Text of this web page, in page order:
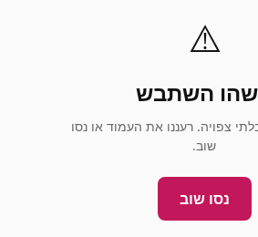
⚠️
השתבש
צפויה. רעננו את העמוד או נסו
שוב.
נסו שוב